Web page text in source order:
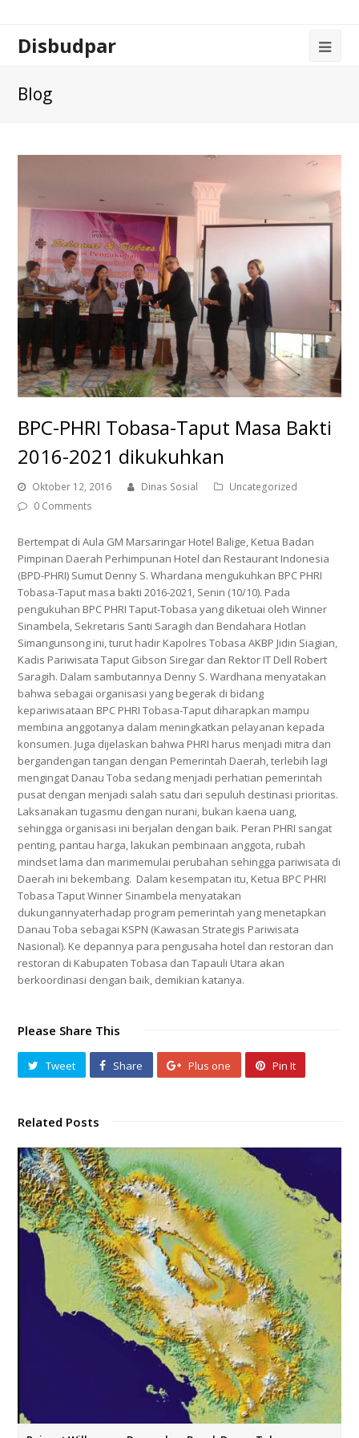
Disbudpar
Blog
BPC-PHRI Tobasa-Taput Masa Bakti
2016-2021 dikukuhkan
Oktober 12, 2016 Dinas Sosial
Uncategorized
0 Comments
Bertempat di Aula GM Marsaringar Hotel Balige, Ketua Badan
Pimpinan Daerah Perhimpunan Hotel dan Restaurant Indonesia
(BPD-PHRI) Sumut Denny S. Whardana mengukuhkan BPC PHRI
Tobasa-Taput masa bakti 2016-2021, Senin (10/10). Pada
pengukuhan BPC PHRI Taput-Tobasa yang diketuai oleh Winner
Sinambela, Sekretaris Santi Saragih dan Bendahara Hotlan
Simangunsong ini, turut hadir Kapolres Tobasa AKBP Jidin Siagian,
Kadis Pariwisata Taput Gibson Siregar dan Rektor IT Dell Robert
Saragih. Dalam sambutannya Denny S. Wardhana menyatakan
bahwa sebagai organisasi yang begerak di bidang
kepariwisataan BPC PHRI Tobasa-Taput diharapkan mampu
membina anggotanya dalam meningkatkan pelayanan kepada
konsumen. Juga dijelaskan bahwa PHRI harus menjadi mitra dan
bergandengan tangan dengan Pemerintah Daerah, terlebih lagi
mengingat Danau Toba sedang menjadi perhatian pemerintah
pusat dengan menjadi salah satu dari sepuluh destinasi prioritas.
Laksanakan tugasmu dengan nurani, bukan kaena uang,
sehingga organisasi ini berjalan dengan baik. Peran PHRI sangat
penting, pantau harga, lakukan pembinaan anggota, rubah
mindset lama dan marimemulai perubahan sehingga pariwisata di
Daerah ini bekembang. Dalam kesempatan itu, Ketua BPC PHRI
Tobasa Taput Winner Sinambela menyatakan
dukungannyaterhadap program pemerintah yang menetapkan
Danau Toba sebagai KSPN (Kawasan Strategis Pariwisata
Nasional). Ke depannya para pengusaha hotel dan restoran dan
restoran di Kabupaten Tobasa dan Tapauli Utara akan
berkoordinasi dengan baik, demikian katanya.
Please Share This
Tweet Share Plus one Pin It
Related Posts